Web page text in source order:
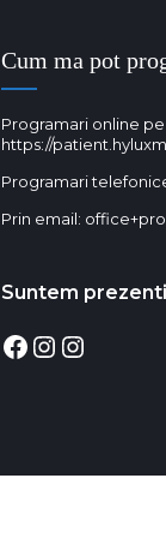
Cum ma pot
Programari online
https://
Programari
Prin email:
Suntem
Facebook
Instagram